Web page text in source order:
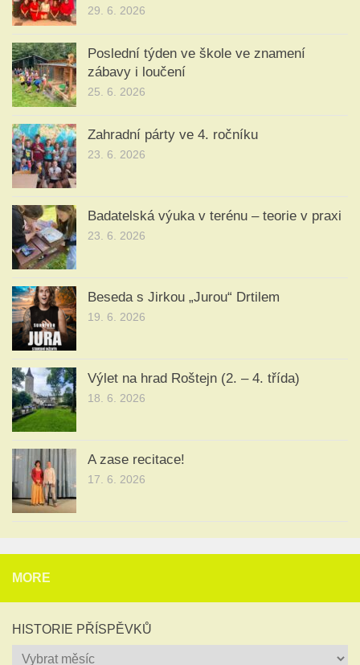
29. 6. 2026
Poslední týden ve škole ve znamení
zábavy i loučení
25. 6. 2026
Zahradní párty ve 4. ročníku
23. 6. 2026
Badatelská výuka v terénu – teorie v praxi
23. 6. 2026
Beseda s Jirkou „Jurou“ Drtilem
19. 6. 2026
Výlet na hrad Roštejn (2. – 4. třída)
18. 6. 2026
A zase recitace!
17. 6. 2026
MORE
HISTORIE PŘÍSPĚVKŮ
Historie